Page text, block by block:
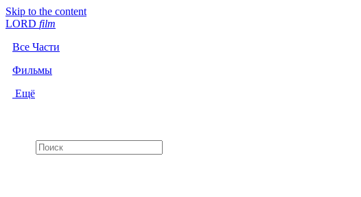
Skip to the content
LORD film
Все Части
Фильмы
Ещё